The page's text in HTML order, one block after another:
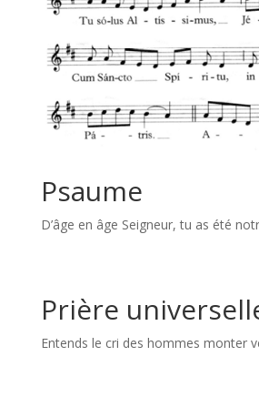
Psaume
D’âge en âge Seigneur, tu as été
Prière
Entends le cri des hommes monter